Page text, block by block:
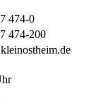
474-0
474-200